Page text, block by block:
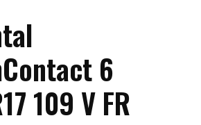
6
109 V FR